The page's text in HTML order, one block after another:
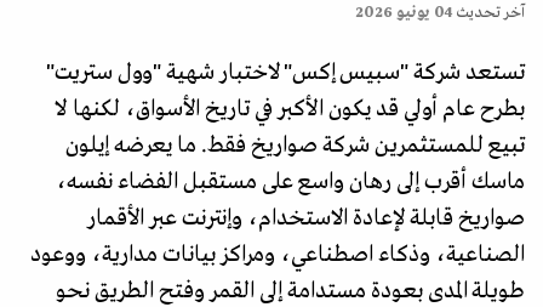
آخر تحديث 04 يونيو 2026
تستعد شركة "سبيس إكس" لاختبار شهية "وول ستريت"
بطرح عام أولي قد يكون الأكبر في تاريخ الأسواق، لكنها لا
تبيع للمستثمرين شركة صواريخ فقط. ما يعرضه إيلون
ماسك أقرب إلى رهان واسع على مستقبل الفضاء نفسه،
صواريخ قابلة لإعادة الاستخدام، وإنترنت عبر الأقمار
الصناعية، وذكاء اصطناعي، ومراكز بيانات مدارية، ووعود
طويلة المدى بعودة مستدامة إلى القمر وفتح الطريق نحو